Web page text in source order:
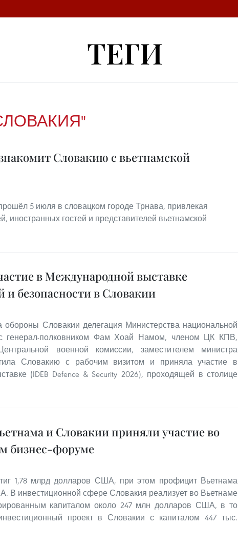
ТЕГИ
Словакию с вьетнамской
5 июля в словацком городе Трнава, привлекая
иностранных гостей и представителей вьетнамской
в Международной выставке
и безопасности в Словакии
Словакии делегация Министерства национальной
генерал-полковником Фам Хоай Намом, членом ЦК КПВ,
военной комиссии, заместителем министра
Словакию с рабочим визитом и приняла участие в
(IDEB Defence & Security 2026), проходящей в столице
и Словакии приняли участие во
бизнес-форуме
1,78 млрд долларов США, при этом профицит Вьетнама
В инвестиционной сфере Словакия реализует во Вьетнаме
капиталом около 247 млн долларов США, в то
проект в Словакии с капиталом 447 тыс.